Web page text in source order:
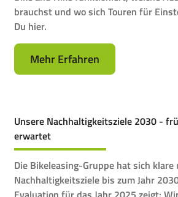
brauchst und wo sich Touren für
Du hier.
Mehr Erfahren
Unsere Nachhaltigkeitsziele 2030 -
erwartet
Die Bikeleasing-Gruppe hat sich klare
Nachhaltigkeitsziele bis zum Jahr